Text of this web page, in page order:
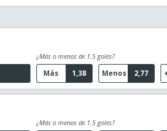
¿Más o menos de 1.5 goles?
1,38
Más 2,77
Menos
¿Más o menos de 1.5 goles?